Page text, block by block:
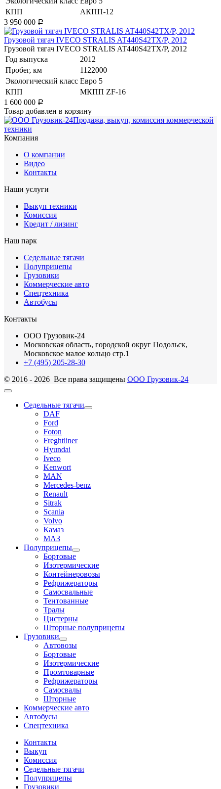
КПП
АКПП-12
3 950 000 Р
Грузовой тягач IVECO STRALIS AT440S42TX/P, 2012
Грузовой тягач IVECO STRALIS AT440S42TX/P, 2012
Год выпуска
2012
Пробег, км
1122000
Экологический класс Евро 5
КПП
МКПП ZF-16
1 600 000 Р
Товар добавлен в корзину
Продажа, выкуп, комиссия коммерческой
техники
Компания
О компании
Видео
Контакты
Наши услуги
Выкуп техники
Комиссия
Кредит / лизинг
Наш парк
Седельные тягачи
Полуприцепы
Грузовики
Коммерческие авто
Спецтехника
Автобусы
Контакты
ООО Грузовик-24
Московская область, городской округ Подольск,
Московское малое кольцо стр.1
+7 (495) 205-28-30
© 2016 - 2026 Все права защищены ООО Грузовик-24
Седельные тягачи
DAF
Ford
Foton
Freghtliner
Hyundai
Iveco
Kenwort
MAN
Mercedes-benz
Renault
Sitrak
Scania
Volvo
Камаз
МАЗ
Полуприцепы
Бортовые
Изотермические
Контейнеровозы
Рефрижераторы
Самосвальные
Тентованные
Тралы
Цистерны
Шторные полуприцепы
Грузовики
Автовозы
Бортовые
Изотермические
Промтоварные
Рефрижераторы
Самосвалы
Шторные
Коммерческие авто
Автобусы
Спецтехника
Контакты
Выкуп
Комиссия
Седельные тягачи
Полуприцепы
Грузовики